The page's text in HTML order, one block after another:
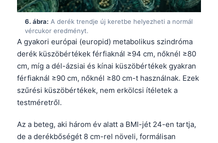
6. ábra: A derék trendje új keretbe helyezheti a normál
vércukor eredményt.
A gyakori európai (europid) metabolikus szindróma
derék küszöbértékek férfiaknál ≥94 cm, nőknél ≥80
cm, míg a dél-ázsiai és kínai küszöbértékek gyakran
férfiaknál ≥90 cm, nőknél ≥80 cm-t használnak. Ezek
szűrési küszöbértékek, nem erkölcsi ítéletek a
testméretről.
Az a beteg, aki három év alatt a BMI-jét 24-en tartja,
de a derékbőségét 8 cm-rel növeli, formálisan
Türkçe
简体中文
فارسی
Български
Dansk
Nederlands
हिन्दी
Bahasa Indonesia